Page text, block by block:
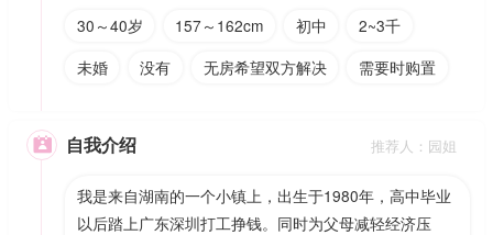
30～40岁 157～162cm 初中
2~3千
未婚
没有 无房希望双方解决 需要时购置
 自我介绍 推荐人：园姐
我是来自湖南的一个小镇上，出生于1980年，高中毕业
以后踏上广东深圳打工挣钱。同时为父母减轻经济压